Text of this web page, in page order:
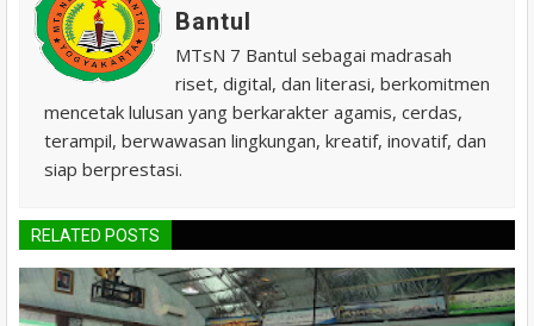
Bantul
MTsN 7 Bantul sebagai madrasah
riset, digital, dan literasi, berkomitmen
mencetak lulusan yang berkarakter agamis, cerdas,
terampil, berwawasan lingkungan, kreatif, inovatif, dan
siap berprestasi.
RELATED POSTS